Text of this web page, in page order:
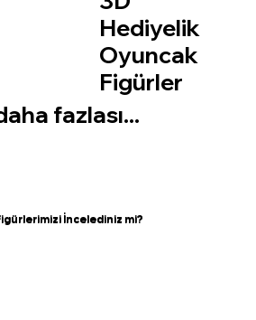
Hediyelik
Oyuncak
Figürler
fazlası...
İncelediniz mi?